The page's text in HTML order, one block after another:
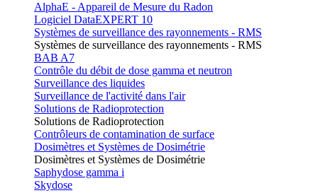
AlphaE - Appareil de Mesure du Radon
Logiciel DataEXPERT 10
Systèmes de surveillance des rayonnements - RMS
Systèmes de surveillance des rayonnements - RMS
BAB A7
Contrôle du débit de dose gamma et neutron
Surveillance des liquides
Surveillance de l'activité dans l'air
Solutions de Radioprotection
Solutions de Radioprotection
Contrôleurs de contamination de surface
Dosimètres et Systèmes de Dosimétrie
Dosimètres et Systèmes de Dosimétrie
Saphydose gamma i
Skydose